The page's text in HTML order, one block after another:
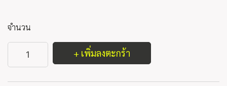
จำนวน
+ เพิ่มลงตะกร้า